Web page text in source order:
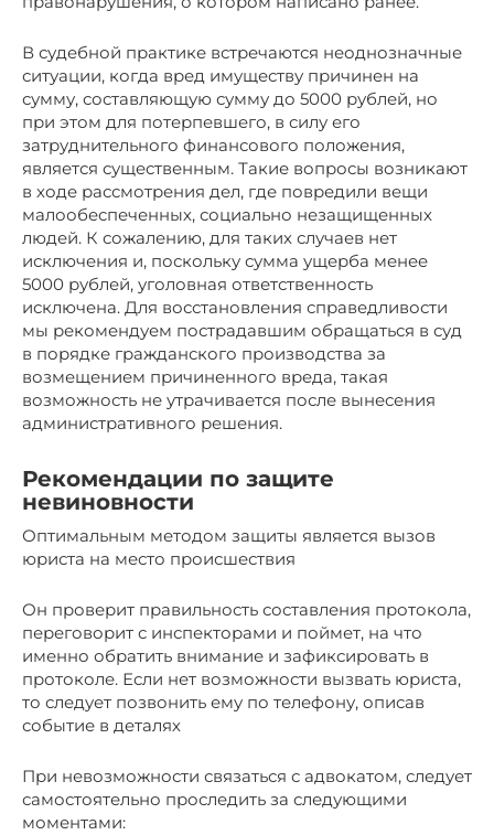
В судебной практике встречаются неоднозначные
ситуации, когда вред имуществу причинен на
сумму, составляющую сумму до 5000 рублей, но
при этом для потерпевшего, в силу его
затруднительного финансового положения,
является существенным. Такие вопросы возникают
в ходе рассмотрения дел, где повредили вещи
малообеспеченных, социально незащищенных
людей. К сожалению, для таких случаев нет
исключения и, поскольку сумма ущерба менее
5000 рублей, уголовная ответственность
исключена. Для восстановления справедливости
мы рекомендуем пострадавшим обращаться в суд
в порядке гражданского производства за
возмещением причиненного вреда, такая
возможность не утрачивается после вынесения
административного решения.
Рекомендации по защите
невиновности
Оптимальным методом защиты является вызов
юриста на место происшествия
Он проверит правильность составления протокола,
переговорит с инспекторами и поймет, на что
именно обратить внимание и зафиксировать в
протоколе. Если нет возможности вызвать юриста,
то следует позвонить ему по телефону, описав
событие в деталях
При невозможности связаться с адвокатом, следует
самостоятельно проследить за следующими
моментами: